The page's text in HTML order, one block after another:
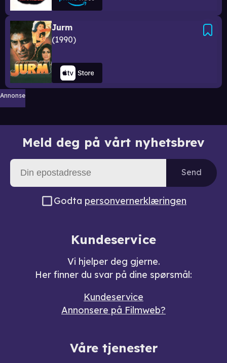
Jurm
1990
Annonse
Meld deg på vårt nyhetsbrev
Send
Godta personvernerklæringen
Kundeservice
Vi hjelper deg gjerne.
Her finner du svar på dine spørsmål:
Kundeservice
Annonsere på Filmweb?
Våre tjenester